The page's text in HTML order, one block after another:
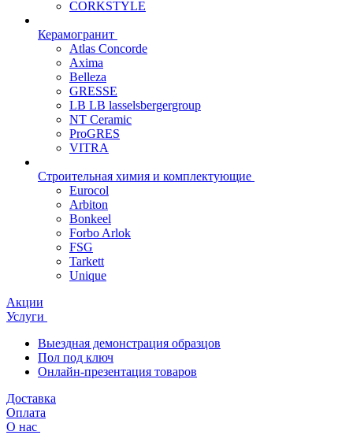
CORKSTYLE
Керамогранит
Atlas Concorde
Axima
Belleza
GRESSE
LB LB lasselsbergergroup
NT Ceramic
ProGRES
VITRA
Строительная химия и комплектующие
Eurocol
Arbiton
Bonkeel
Forbo Arlok
FSG
Tarkett
Unique
Акции
Услуги
Выездная демонстрация образцов
Пол под ключ
Онлайн-презентация товаров
Доставка
Оплата
О нас